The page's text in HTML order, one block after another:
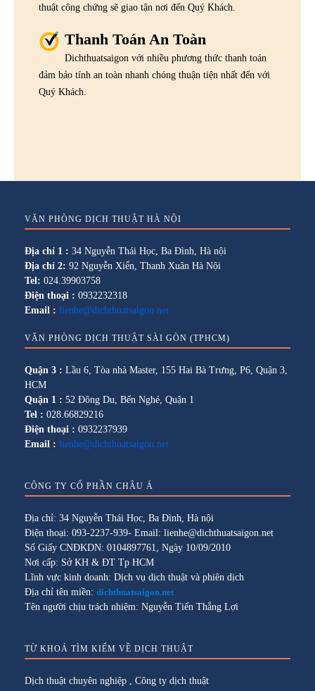
thuật công chứng sẽ giao tận nơi đến Quý Khách.
Thanh Toán An Toàn
Dichthuatsaigon với nhiều phương thức thanh toán
đảm bảo tính an toàn nhanh chóng thuận tiện nhất đến với
Quý Khách.
VĂN PHÒNG DỊCH THUẬT HÀ NỘI
Địa chỉ 1 : 34 Nguyễn Thái Học, Ba Đình, Hà nội
Địa chỉ 2: 92 Nguyễn Xiển, Thanh Xuân Hà Nội
Tel: 024.39903758
Điện thoại : 0932232318
Email : lienhe@dichthuatsaigon.net
VĂN PHÒNG DỊCH THUẬT SÀI GÒN (TPHCM)
Quận 3 : Lầu 6, Tòa nhà Master, 155 Hai Bà Trưng, P6, Quận 3,
HCM
Quận 1 : 52 Đông Du, Bến Nghé, Quận 1
Tel : 028.66829216
Điện thoại : 0932237939
Email : lienhe@dichthuatsaigon.net
CÔNG TY CỔ PHẦN CHÂU Á
Địa chỉ: 34 Nguyễn Thái Học, Ba Đình, Hà nội
Điện thoại: 093-2237-939- Email: lienhe@dichthuatsaigon.net
Số Giấy CNĐKDN: 0104897761, Ngày 10/09/2010
Nơi cấp: Sở KH & ĐT Tp HCM
Lĩnh vực kinh doanh: Dịch vụ dịch thuật và phiên dịch
Địa chỉ tên miền: dichthuatsaigon.net
Tên người chịu trách nhiệm: Nguyễn Tiến Thắng Lợi
TỪ KHOÁ TÌM KIẾM VỀ DỊCH THUẬT
Dịch thuật chuyên nghiệp , Công ty dịch thuật